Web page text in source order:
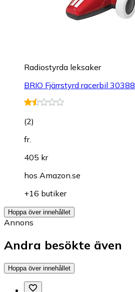
Radiostyrda leksaker
BRIO Fjärrstyrd racerbil 30388
(2)
fr.
405 kr
hos Amazon.se
+16 butiker
Hoppa över innehållet
Annons
Andra besökte även
Hoppa över innehållet